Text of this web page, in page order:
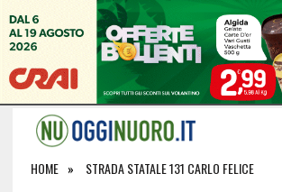
HOME STRADA STATALE 131 CARLO FELICE